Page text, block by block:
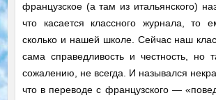
французское (а там из итальянского)
что касается классного журнала, то
сколько и нашей школе. Сейчас наш
сама справедливость и честность, но
сожалению, не всегда. И назывался
что в переводе с французского —